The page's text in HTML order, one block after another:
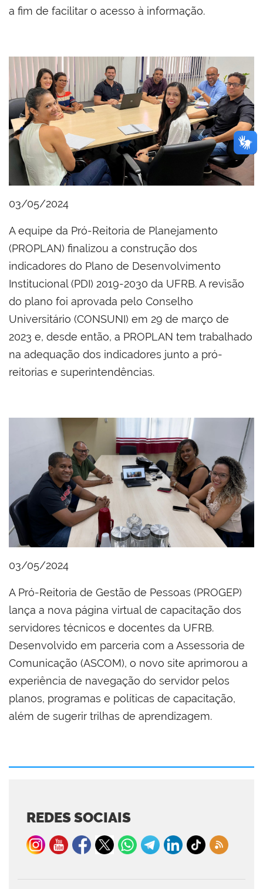
a fim de facilitar o acesso à informação.
03/05/2024
A equipe da Pró-Reitoria de Planejamento
(PROPLAN) finalizou a construção dos
indicadores do Plano de Desenvolvimento
Institucional (PDI) 2019-2030 da UFRB. A revisão
do plano foi aprovada pelo Conselho
Universitário (CONSUNI) em 29 de março de
2023 e, desde então, a PROPLAN tem trabalhado
na adequação dos indicadores junto a pró-
reitorias e superintendências.
03/05/2024
A Pró-Reitoria de Gestão de Pessoas (PROGEP)
lança a nova página virtual de capacitação dos
servidores técnicos e docentes da UFRB.
Desenvolvido em parceria com a Assessoria de
Comunicação (ASCOM), o novo site aprimorou a
experiência de navegação do servidor pelos
planos, programas e políticas de capacitação,
além de sugerir trilhas de aprendizagem.
REDES SOCIAIS